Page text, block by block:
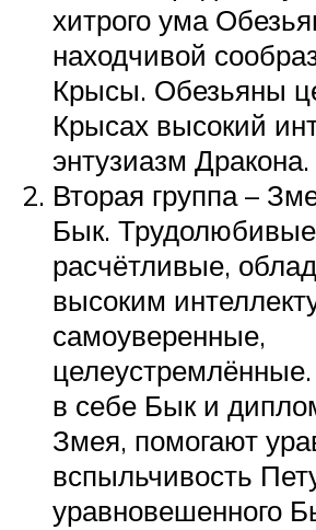
хитрого ума
находчивой
Крысы. Обезьяны
Крысах высокий
энтузиазм Дракона.
Вторая группа –
Бык.
расчётливые,
высоким
самоуверенные,
в себе Бык и
Змея, помогают
вспыльчивость
уравновешенного